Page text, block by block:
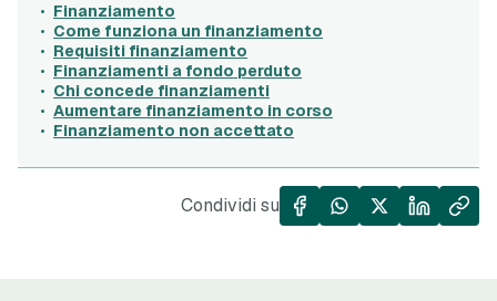
Finanziamento
Come funziona un finanziamento
Requisiti finanziamento
Finanziamenti a fondo perduto
Chi concede finanziamenti
Aumentare finanziamento in corso
Finanziamento non accettato
Condividi su